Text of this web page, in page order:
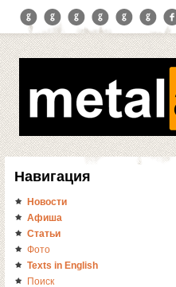
Навигация
Новости
Афиша
Статьи
Фото
Texts in English
Поиск